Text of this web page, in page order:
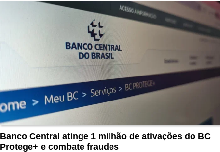
Banco Central atinge 1 milhão de ativações do BC
Protege+ e combate fraudes